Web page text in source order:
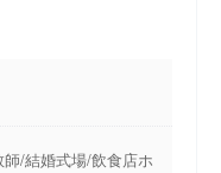
/結婚式場/飲食店ホ